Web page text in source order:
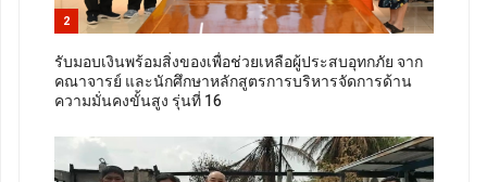
2
รับมอบเงินพร้อมสิ่งของเพื่อช่วยเหลือผู้ประสบอุทกภัย จาก
คณาจารย์ และนักศึกษาหลักสูตรการบริหารจัดการด้าน
ความมั่นคงขั้นสูง รุ่นที่ 16